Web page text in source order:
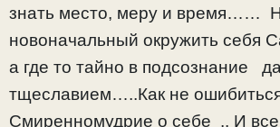
знать место, меру и время……
новоначальный окружить себя
а где то тайно в подсознание
тщеславием…..Как не
Смиренномудрие о себе .. И